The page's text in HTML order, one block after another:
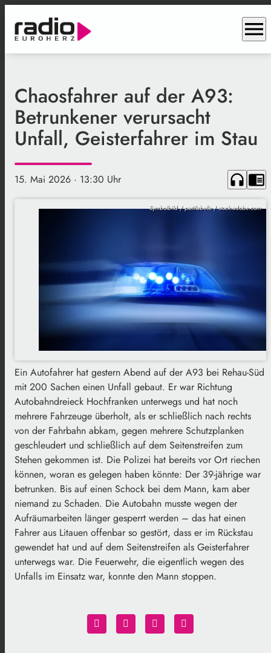
menu
Chaosfahrer auf der A93:
Betrunkener verursacht
Unfall, Geisterfahrer im Stau
15. Mai 2026 · 13:30 Uhr headphones chrome_reader_mode
Symbolbild / pattilabelle / stock.adobe.com
Ein Autofahrer hat gestern Abend auf der A93 bei Rehau-Süd
mit 200 Sachen einen Unfall gebaut. Er war Richtung
Autobahndreieck Hochfranken unterwegs und hat noch
mehrere Fahrzeuge überholt, als er schließlich nach rechts
von der Fahrbahn abkam, gegen mehrere Schutzplanken
geschleudert und schließlich auf dem Seitenstreifen zum
Stehen gekommen ist. Die Polizei hat bereits vor Ort riechen
können, woran es gelegen haben könnte: Der 39-jährige war
betrunken. Bis auf einen Schock bei dem Mann, kam aber
niemand zu Schaden. Die Autobahn musste wegen der
Aufräumarbeiten länger gesperrt werden – das hat einen
Fahrer aus Litauen offenbar so gestört, dass er im Rückstau
gewendet hat und auf dem Seitenstreifen als Geisterfahrer
unterwegs war. Die Feuerwehr, die eigentlich wegen des
Unfalls im Einsatz war, konnte den Mann stoppen.